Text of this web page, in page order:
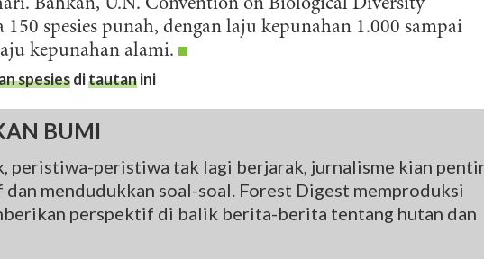
Bahkan, U.N. Convention on Biological Diversity
spesies punah, dengan laju kepunahan 1.000 sampai
kepunahan alami.
spesiesditautanini
BUMI
peristiwa-peristiwa tak lagi berjarak, jurnalisme kian
mendudukkan soal-soal. Forest Digest memproduksi
perspektif di balik berita-berita tentang hutan dan